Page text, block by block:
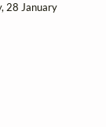
28 January